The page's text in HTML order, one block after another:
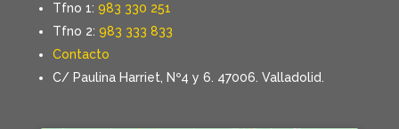
Tfno 1: 983 330 251
Tfno 2: 983 333 833
Contacto
C/ Paulina Harriet, Nº4 y 6. 47006. Valladolid.